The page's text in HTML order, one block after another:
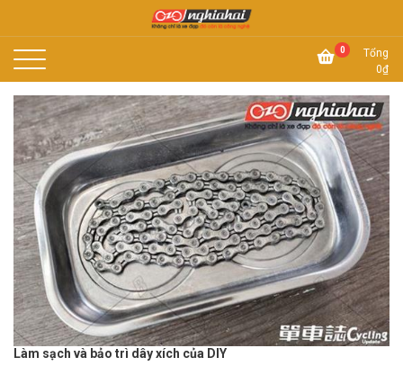
Xe đạp Nhật Nghĩa Hải 0
Tổng
0₫
Làm sạch và bảo trì dây xích của DIY